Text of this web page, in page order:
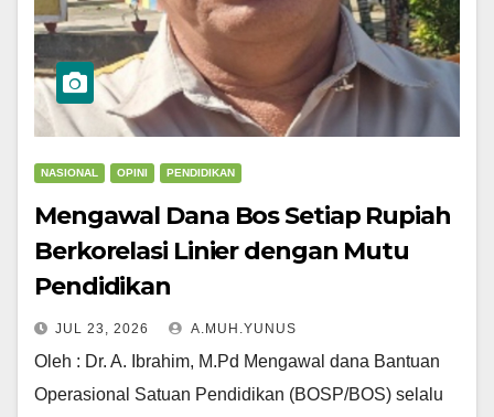
NASIONAL OPINI PENDIDIKAN
Mengawal Dana Bos Setiap Rupiah
Berkorelasi Linier dengan Mutu
Pendidikan
JUL 23, 2026 A.MUH.YUNUS
Oleh : Dr. A. Ibrahim, M.Pd Mengawal dana Bantuan
Operasional Satuan Pendidikan (BOSP/BOS) selalu